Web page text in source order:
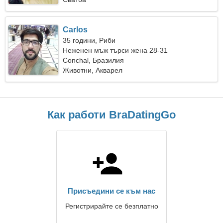
Carlos
35 години, Риби
Неженен мъж търси жена 28-31
Conchal, Бразилия
Животни, Акварел
Как работи BraDatingGo
Присъедини се към нас
Регистрирайте се безплатно